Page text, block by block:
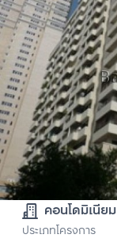
คอนโดมิเนียม
ประเภทโครงการ